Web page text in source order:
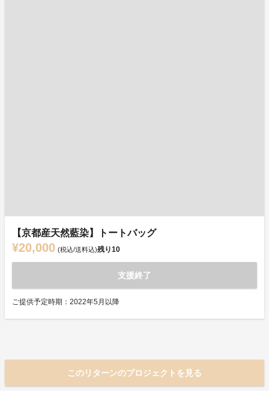
【京都産天然藍染】トートバッグ
¥20,000 (税込/送料込)残り10
支援終了
ご提供予定時期：2022年5月以降
このリターンのプロジェクトを見る